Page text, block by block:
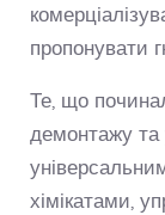
пропонувати
Те, що
демонтажу та
хімікатами,